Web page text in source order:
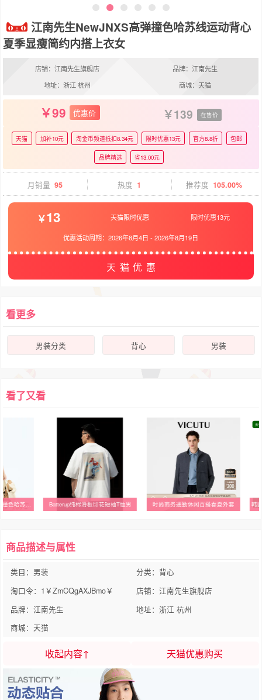
江南先生NewJNXS高弹撞色哈苏线运动背心
夏季显瘦简约内搭上衣女
店铺：江南先生旗舰店
品牌：江南先生
地址：浙江 杭州
商城：天猫
99 优惠价 139 在售价
天猫 加补10元 淘金币频道抵扣8.34元 限时优惠13元 官方8.8折 包邮
品牌精选 省13.00元
月销量 95 热度 1 推荐度 105.00%
13 天猫限时优惠 限时优惠13元
优惠活动周期：2026年8月4日 -2026年8月19日
天猫优惠
看更多
男装分类 背心 男装
看了又看
江南先生NewJNXS高弹撞色哈苏线运动背心夏季显瘦简约内搭上衣女 Batterup纯棉滑板印花短袖T恤男 时尚商务通勤休闲百搭春夏外套
商品描述与属性
类目：男装
分类：背心
淘口令：1￥ZmCQgAXJBmo￥
店铺：江南先生旗舰店
品牌：江南先生
地址：浙江 杭州
商城：天猫
收起内容↑ 天猫优惠购买